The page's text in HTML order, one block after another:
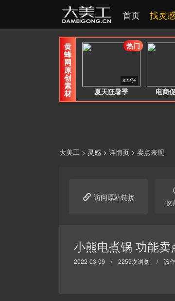
首页 找灵
黄
蜂
网
原
创
素
材 夏天狂暑季
822张
热门
电商
大美工 > 灵感 > 详情页 > 卖点表现
 访问原站链接
收
小熊电煮锅 功能
2022-03-09 / 2259次浏览 / 该作